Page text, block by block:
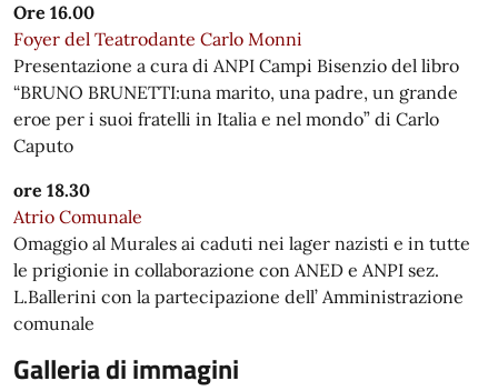
Ore 16.00
Foyer del Teatrodante Carlo Monni
Presentazione a cura di ANPI Campi Bisenzio del libro
“BRUNO BRUNETTI:una marito, una padre, un grande
eroe per i suoi fratelli in Italia e nel mondo” di Carlo
Caputo
ore 18.30
Atrio Comunale
Omaggio al Murales ai caduti nei lager nazisti e in tutte
le prigionie in collaborazione con ANED e ANPI sez.
L.Ballerini con la partecipazione dell’ Amministrazione
comunale
Galleria di immagini